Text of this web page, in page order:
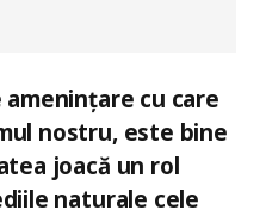
cu care
nostru, este bine
joacă un rol
naturale cele